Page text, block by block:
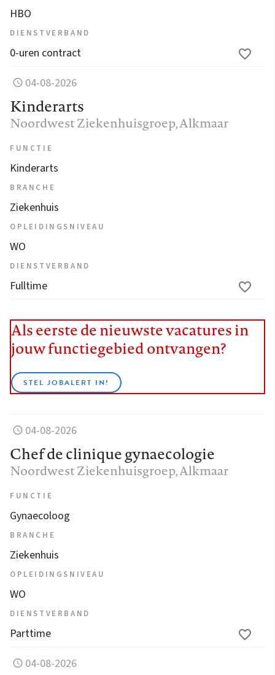
HBO
DIENSTVERBAND
0-uren contract
04-08-2026
Kinderarts
Noordwest Ziekenhuisgroep, Alkmaar
FUNCTIE
Kinderarts
BRANCHE
Ziekenhuis
OPLEIDINGSNIVEAU
WO
DIENSTVERBAND
Fulltime
Als eerste de nieuwste vacatures in
jouw functiegebied ontvangen?
STEL JOBALERT IN!
04-08-2026
Chef de clinique gynaecologie
Noordwest Ziekenhuisgroep, Alkmaar
FUNCTIE
Gynaecoloog
BRANCHE
Ziekenhuis
OPLEIDINGSNIVEAU
WO
DIENSTVERBAND
Parttime
04-08-2026